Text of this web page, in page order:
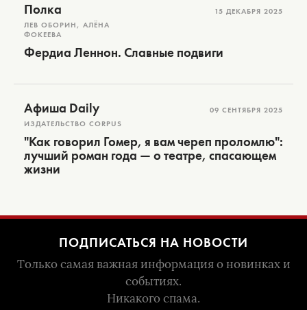
Полка
ЛЕВ ОБОРИН, АЛЁНА
ФОКЕЕВА
15 ДЕКАБРЯ 2025
Фердиа Леннон. Славные подвиги
Афиша Daily
ИЗДАТЕЛЬСТВО CORPUS
09 СЕНТЯБРЯ 2025
"Как говорил Гомер, я вам череп проломлю":
лучший роман года — о театре, спасающем
жизни
ПОДПИСАТЬСЯ НА НОВОСТИ
Только самая важная информация о новинках и
событиях.
Никакого спама.